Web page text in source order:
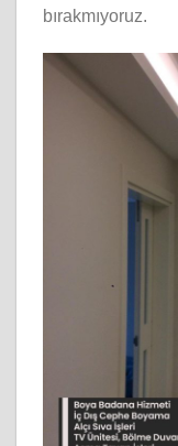
bırakmıyoruz.